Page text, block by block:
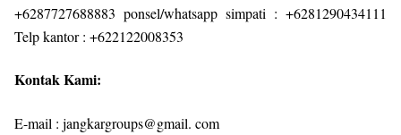
+6287727688883 ponsel/whatsapp simpati : +6281290434111
Telp kantor : +622122008353
Kontak Kami:
E-mail : jangkargroups@gmail. com